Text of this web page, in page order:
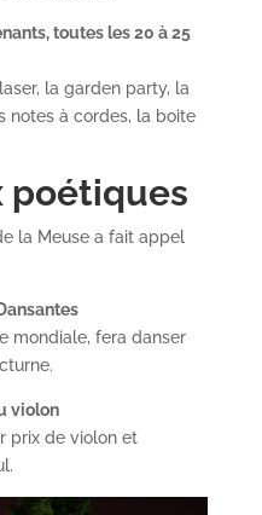
toutes les 20 à 25
la garden party, la
notes à cordes, la boite
poétiques
la Meuse a fait appel
mondiale, fera danser
violon
prix de violon et